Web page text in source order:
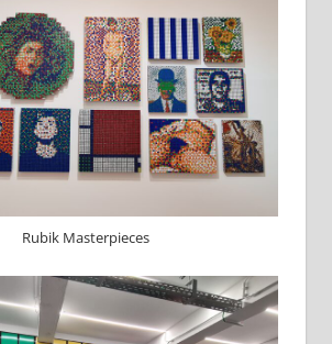
Rubik Masterpieces